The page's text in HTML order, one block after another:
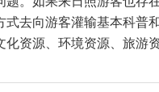
式去向游客灌输基本科普
资源、环境资源、旅游